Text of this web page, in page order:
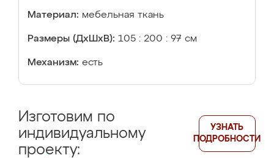
Материал: мебельная ткань
Размеры (ДхШхВ): 105 : 200 : 97 см
Механизм: есть
Изготовим по
индивидуальному
проекту:
УЗНАТЬ
ПОДРОБНОСТИ